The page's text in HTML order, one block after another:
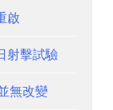
啟
射擊試驗
無改變